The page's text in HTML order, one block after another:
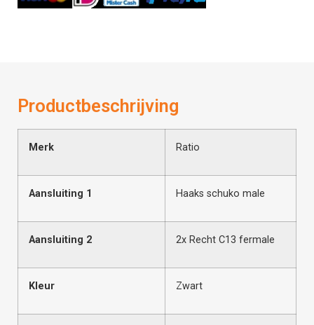
Productbeschrijving
Merk Ratio
Aansluiting 1 Haaks schuko male
Aansluiting 2 2x Recht C13 fermale
Kleur Zwart